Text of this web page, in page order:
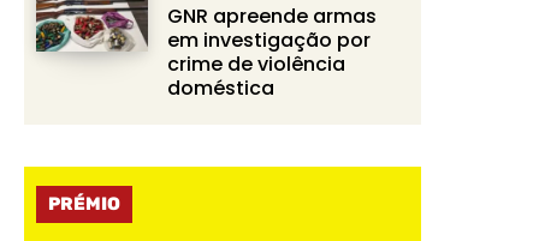
GNR apreende armas
em investigação por
crime de violência
doméstica
PRÉMIO